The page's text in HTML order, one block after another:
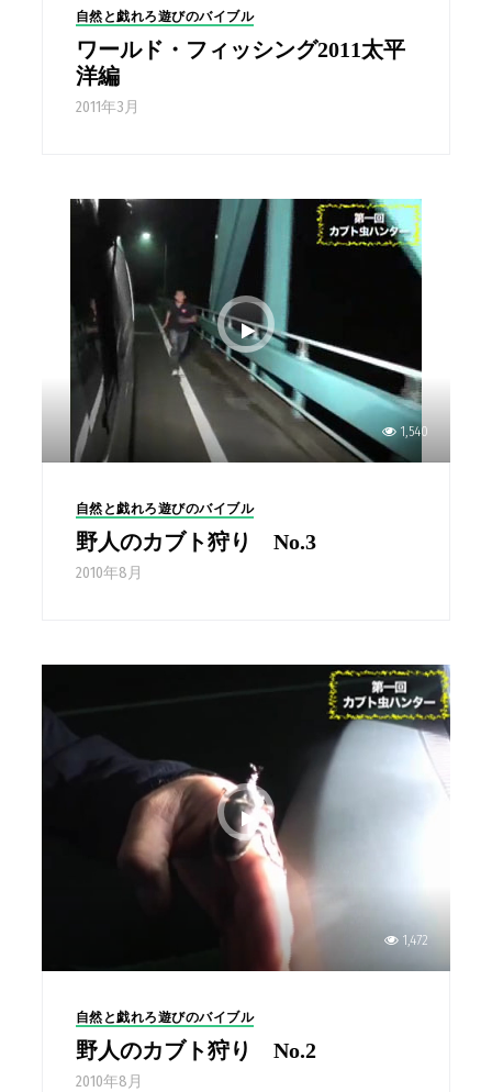
自然と戯れろ遊びのバイブル
ワールド・フィッシング2011太平
洋編
2011年3月
1,540
自然と戯れろ遊びのバイブル
野人のカブト狩り No.3
2010年8月
1,472
自然と戯れろ遊びのバイブル
野人のカブト狩り No.2
2010年8月